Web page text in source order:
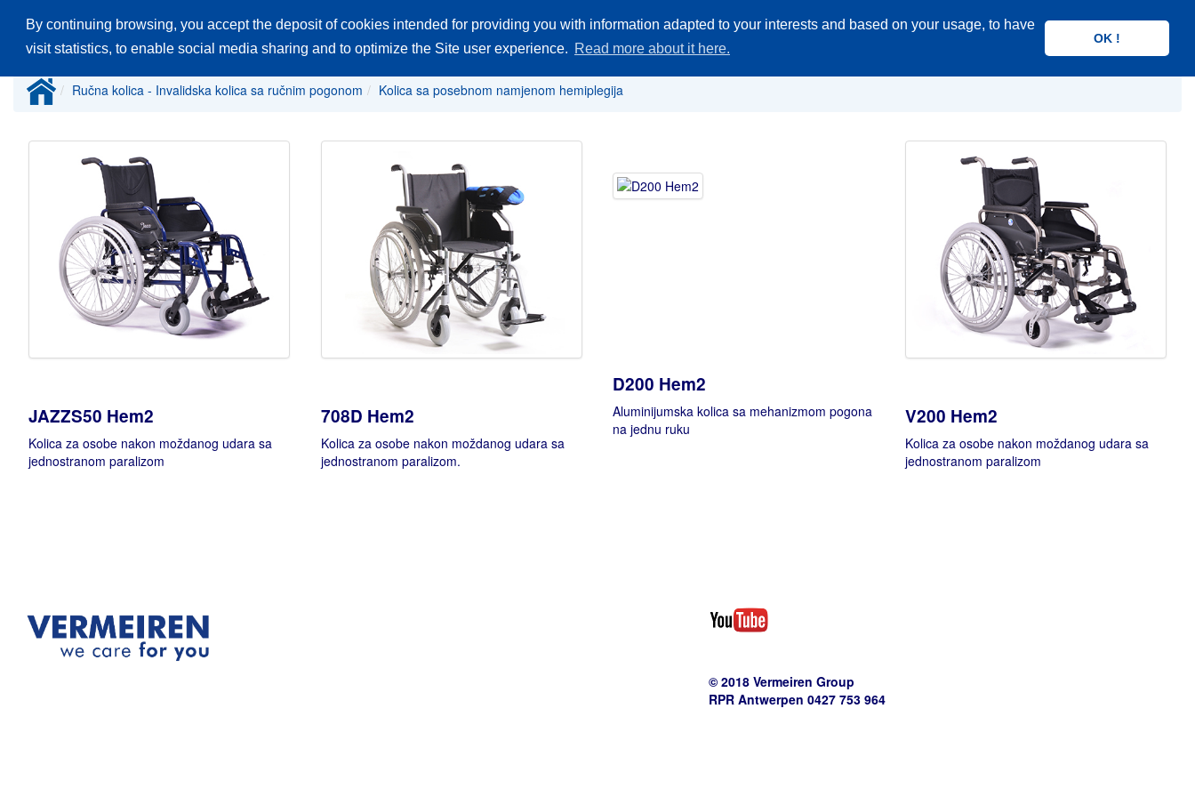
By continuing browsing, you accept the deposit of cookies intended for providing you with information adapted to your interests and based on your usage, to have
visit statistics, to enable social media sharing and to optimize the Site user experience. Read more about it here.
OK !
Glavna stranica Proizvodi Katalozi Akademija Zamjenski dijelovi Gjde kupti O Firmi Kontakt
Search
Ručna kolica - Invalidska kolica sa ručnim pogonom Kolica sa posebnom namjenom hemiplegija
JAZZS50 Hem2
Kolica za osobe nakon moždanog udara sa
jednostranom paralizom
708D Hem2
Kolica za osobe nakon moždanog udara sa
jednostranom paralizom.
D200 Hem2
Aluminijumska kolica sa mehanizmom pogona
na jednu ruku
V200 Hem2
Kolica za osobe nakon moždanog udara sa
jednostranom paralizom
© 2018 Vermeiren Group
RPR Antwerpen 0427 753 964